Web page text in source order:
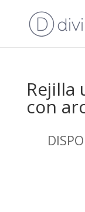
Rejilla
con